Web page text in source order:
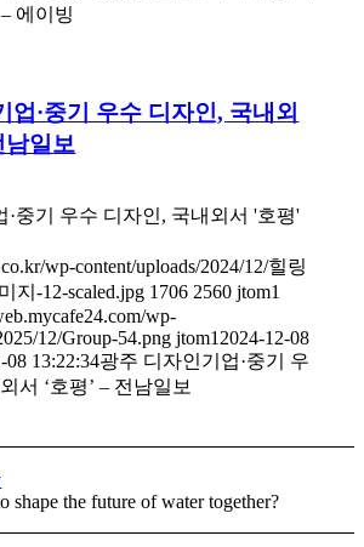
에이빙
업·중기 우수 디자인, 국내외
남일보
·중기 우수 디자인, 국내외서 '호평'
wp-content/uploads/2024/12/힐링
지-12-scaled.jpg 1706 2560 jtom1
wp-
12/Group-54.png jtom1 2024-12-08
08 13:22:34광주 디자인기업·중기 우
서 ‘호평’ – 전남일보
shape the future of water together?